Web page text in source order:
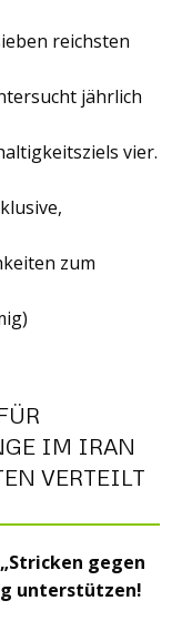
reichsten
jährlich
vier.
zum
IM IRAN
VERTEILT
gegen
unterstützen!